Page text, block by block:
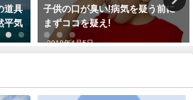
道具
平気
子供の口が臭い!病気を疑う前に
まずココを疑え!
2018年4月5日